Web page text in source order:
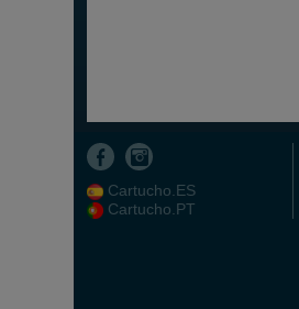
Cartucho.ES
Cartucho.PT